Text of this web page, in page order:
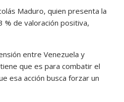
Maduro, quien presenta la
% de valoración positiva,
entre Venezuela y
que es para combatir el
esa acción busca forzar un